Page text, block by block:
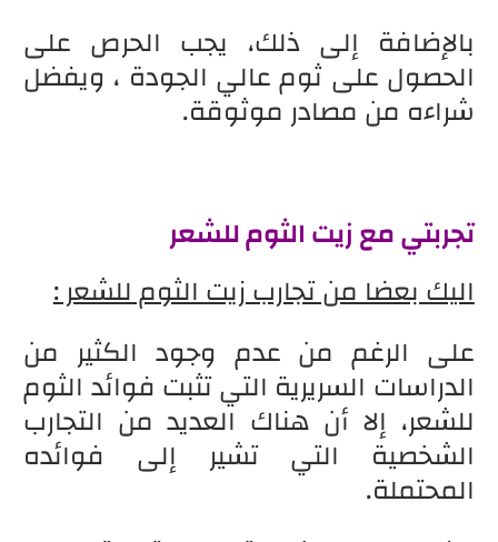
بالإضافة إلى ذلك، يجب الحرص على
الحصول على ثوم عالي الجودة ، ويفضل
شراءه من مصادر موثوقة.
تجربتي مع زيت الثوم للشعر
اليك بعضا من تجارب زيت الثوم للشعر :
على الرغم من عدم وجود الكثير من
الدراسات السريرية التي تثبت فوائد الثوم
للشعر، إلا أن هناك العديد من التجارب
الشخصية التي تشير إلى فوائده
المحتملة.